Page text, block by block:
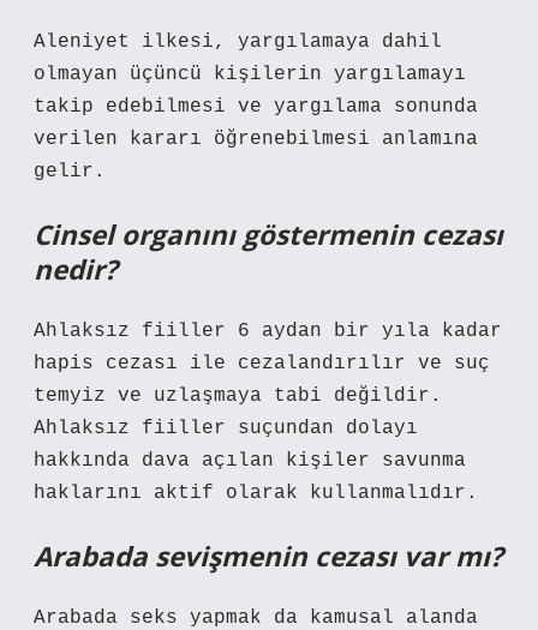
Aleniyet ilkesi, yargılamaya dahil
olmayan üçüncü kişilerin yargılamayı
takip edebilmesi ve yargılama sonunda
verilen kararı öğrenebilmesi anlamına
gelir.
Cinsel organını göstermenin cezası
nedir?
Ahlaksız fiiller 6 aydan bir yıla kadar
hapis cezası ile cezalandırılır ve suç
temyiz ve uzlaşmaya tabi değildir.
Ahlaksız fiiller suçundan dolayı
hakkında dava açılan kişiler savunma
haklarını aktif olarak kullanmalıdır.
Arabada sevişmenin cezası var mı?
Arabada seks yapmak da kamusal alanda